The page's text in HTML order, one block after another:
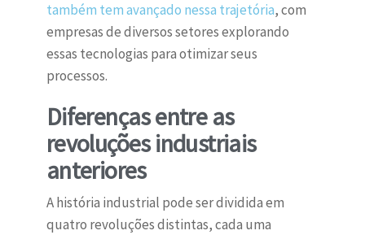
também tem avançado nessa trajetória, com
empresas de diversos setores explorando
essas tecnologias para otimizar seus
processos.
Diferenças entre as
revoluções industriais
anteriores
A história industrial pode ser dividida em
quatro revoluções distintas, cada uma